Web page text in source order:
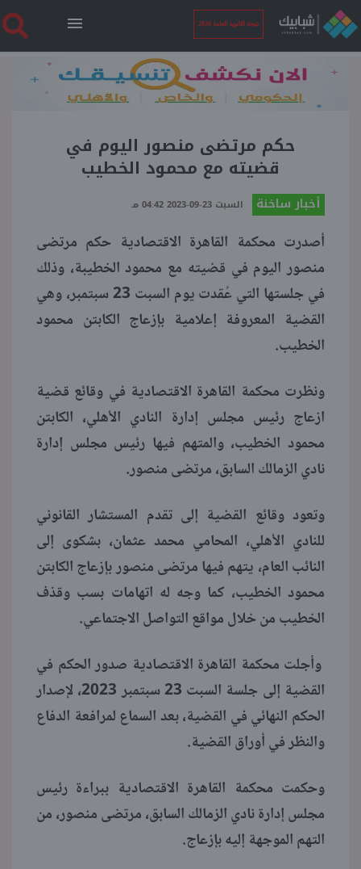
نتيجة الثانوية العامة 2026
الرئيسية
نتيجة الثانوية العامة 2026
فنجان قهوة
بوابة الطلبة
منوعات
حكم مرتضى منصور اليوم في
قضيته مع محمود الخطيب
أخبار ساخنة السبت 23-09-2023 04:42 مـ
أصدرت محكمة القاهرة الاقتصادية حكم مرتضى
منصور اليوم في قضيته مع محمود الخطيبة، وذلك
في جلستها التي عُقدت يوم السبت 23 سبتمبر، وهي
القضية المعروفة إعلامية بإزعاج الكابتن محمود
الخطيب.
ونظرت محكمة القاهرة الاقتصادية في وقائع قضية
ازعاج رئيس مجلس إدارة النادي الأهلي، الكابتن
محمود الخطيب، والمتهم فيها رئيس مجلس إدارة
نادي الزمالك السابق، مرتضى منصور.
وتعود وقائع القضية إلى تقدم المستشار القانوني
للنادي الأهلي، المحامي محمد عثمان، بشكوى إلى
النائب العام، يتهم فيها مرتضى منصور بإزعاج الكابتن
محمود الخطيب، كما وجه له اتهامات بسب وقذف
الخطيب من خلال مواقع التواصل الاجتماعي.
وأجلت محكمة القاهرة الاقتصادية صدور الحكم في
القضية إلى جلسة السبت 23 سبتمبر 2023، لإصدار
الحكم النهائي في القضية، بعد السماع لمرافعة الدفاع
والنظر في أوراق القضية.
وحكمت محكمة القاهرة الاقتصادية ببراءة رئيس
مجلس إدارة نادي الزمالك السابق، مرتضى منصور، من
التهم الموجهة إليه بإزعاج.